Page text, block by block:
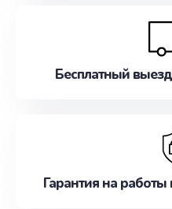
Бесплатный
Гарантия на работы